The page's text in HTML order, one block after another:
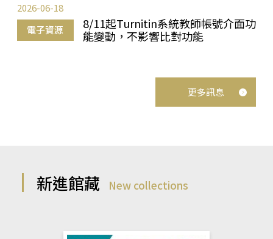
電子資源
8/11起Turnitin系統教師帳號介面功
能變動，不影響比對功能
2026-06-18
更多訊息
新進館藏 New collections